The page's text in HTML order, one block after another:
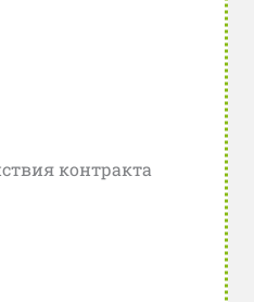
контракта